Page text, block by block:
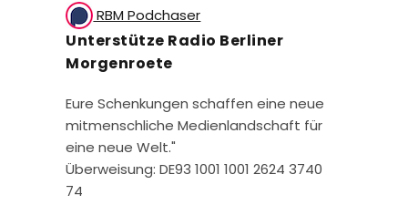
RBM Podchaser
Unterstütze Radio Berliner
Morgenroete
Eure Schenkungen schaffen eine neue
mitmenschliche Medienlandschaft für
eine neue Welt."
Überweisung: DE93 1001 1001 2624 3740
74